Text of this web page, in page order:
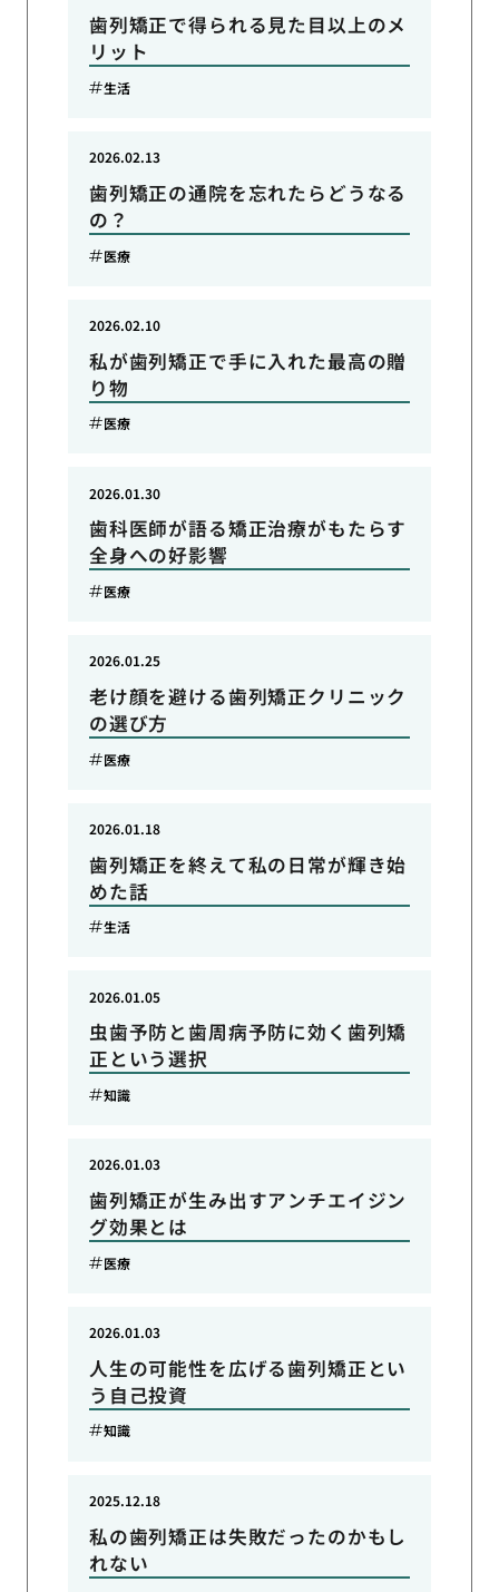
歯列矯正で得られる見た目以上のメ
リット
生活
歯列矯正の通院を忘れたらどうなる
の？
2026.02.13
医療
私が歯列矯正で手に入れた最高の贈
り物
2026.02.10
医療
歯科医師が語る矯正治療がもたらす
全身への好影響
2026.01.30
医療
老け顔を避ける歯列矯正クリニック
の選び方
2026.01.25
医療
歯列矯正を終えて私の日常が輝き始
めた話
2026.01.18
生活
虫歯予防と歯周病予防に効く歯列矯
正という選択
2026.01.05
知識
歯列矯正が生み出すアンチエイジン
グ効果とは
2026.01.03
医療
人生の可能性を広げる歯列矯正とい
う自己投資
2026.01.03
知識
私の歯列矯正は失敗だったのかもし
れない
2025.12.18